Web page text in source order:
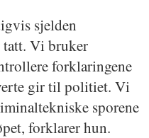
sjelden
Vi bruker
forklaringene
gir til politiet. Vi
sporene
forklarer hun.